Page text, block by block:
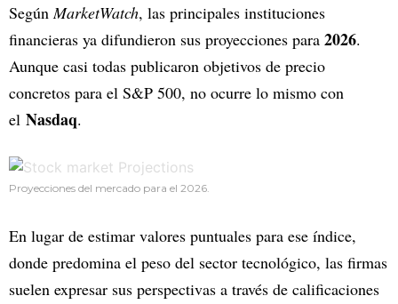
Según MarketWatch, las principales instituciones
financieras ya difundieron sus proyecciones para 2026.
Aunque casi todas publicaron objetivos de precio
concretos para el S&P 500, no ocurre lo mismo con
el Nasdaq.
Proyecciones del mercado para el 2026.
En lugar de estimar valores puntuales para ese índice,
donde predomina el peso del sector tecnológico, las firmas
suelen expresar sus perspectivas a través de calificaciones